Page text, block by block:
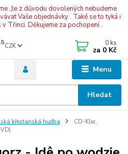
,že z důvodu dovolených nebudeme
Vaše objednávky . Také se to tyká i
Třinci. Děkujeme za pochopení .
Menu
CZK
Hledat
0 ks
za 0 Kč
křestanská hudba
CD-Kloc,